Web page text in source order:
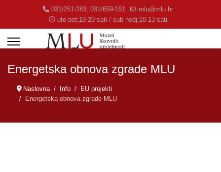
031/251-283; 031/659-151
mlu@mlu.hr
uto-pet:10-20 sati / sub-nedj:10-13 sati
Energetska obnova zgrade MLU
Naslovna Info
EU projekti
Energetska obnova zgrade MLU